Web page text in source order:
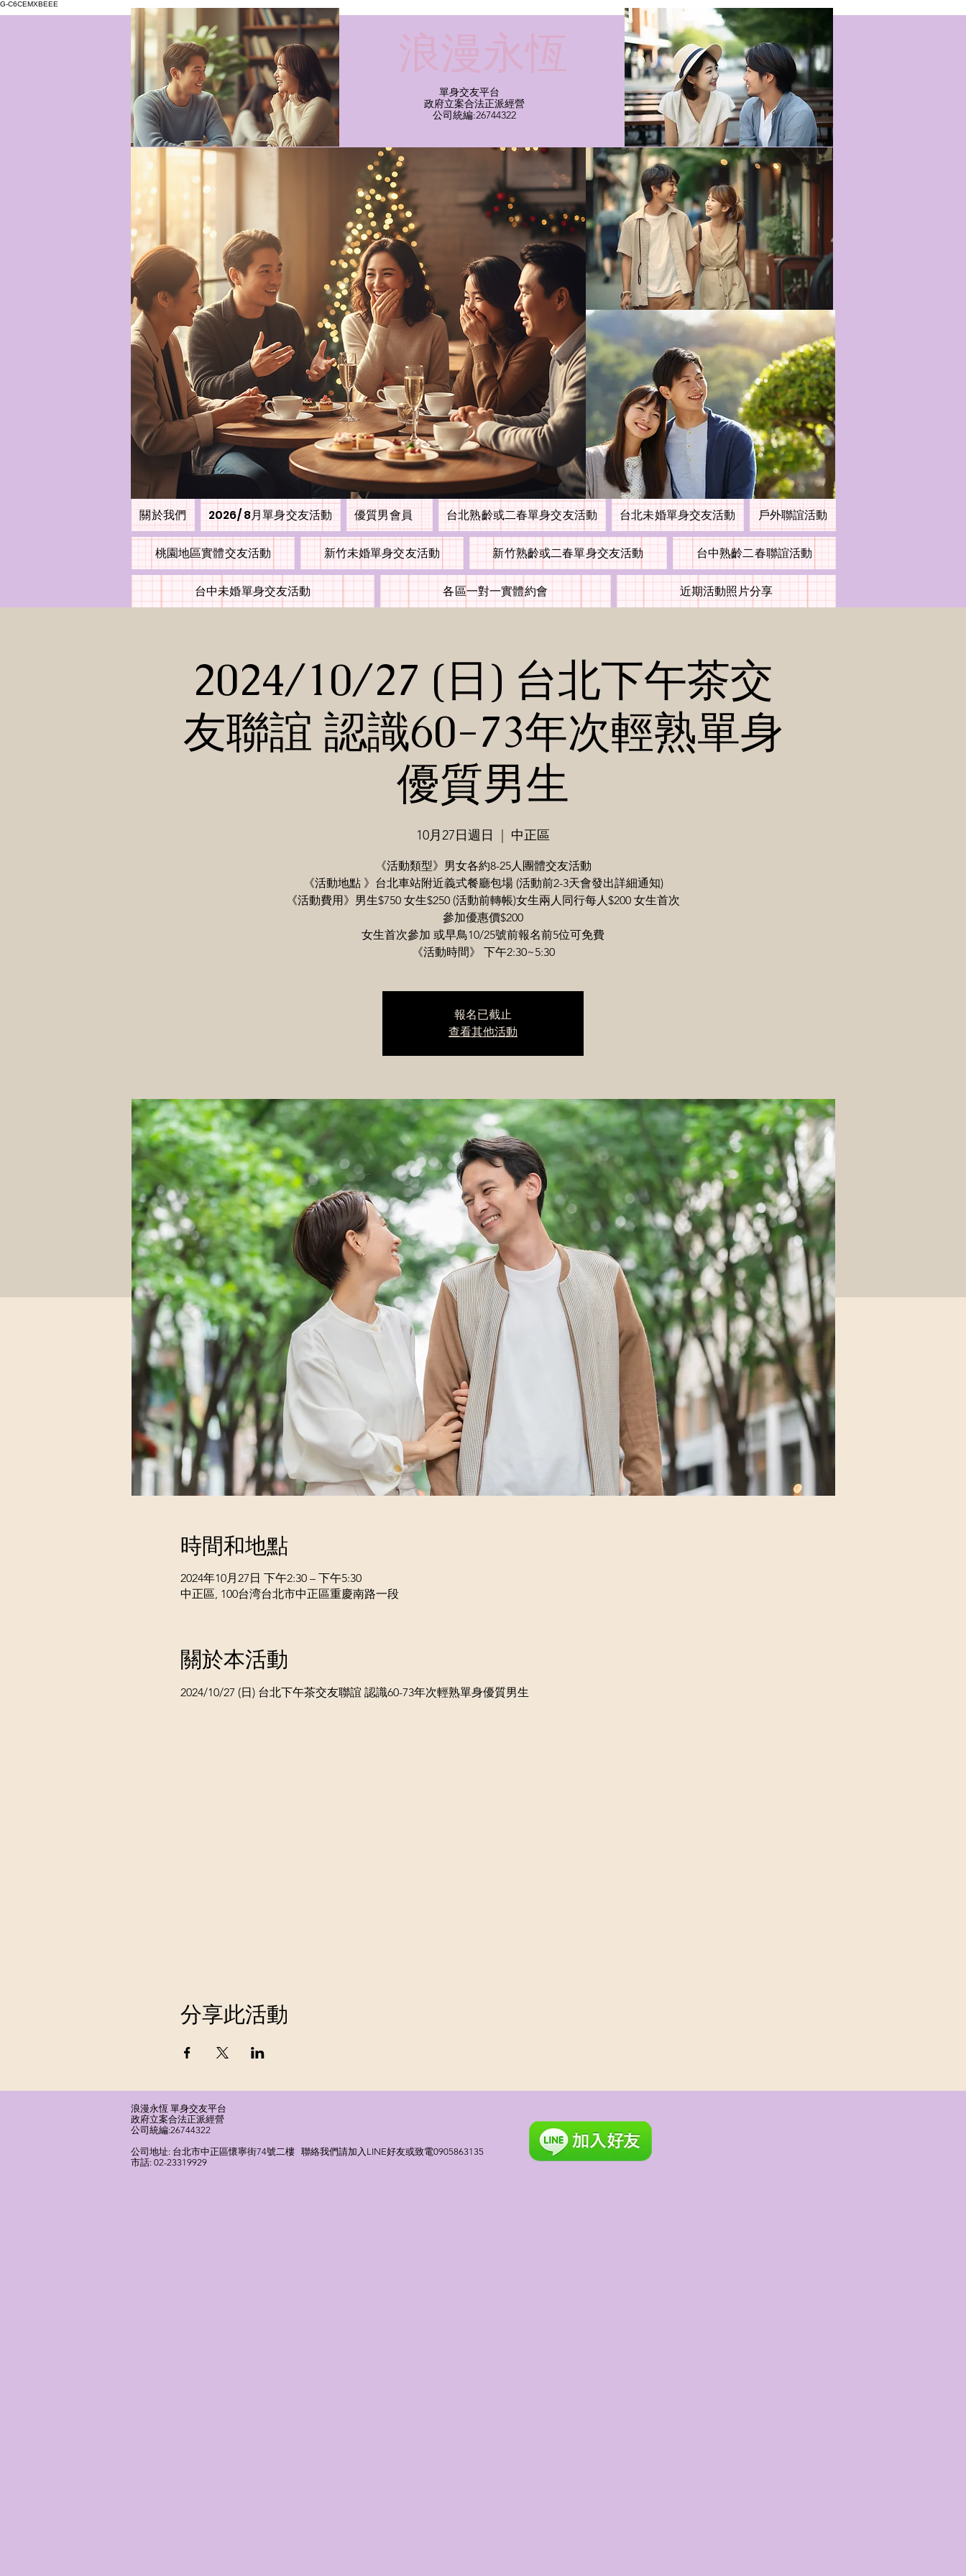
G-C6CEMXBEEE
單身交友平台
​政府立案合法正派經營​
​公司統編:26744322
​浪漫永恆
關於我們 2026/ 8月單身交友活動 優質男會員 台北熟齡或二春單身交友活動 台北未婚單身交友活動 戶外聯誼活動
桃園地區實體交友活動 新竹未婚單身交友活動 新竹熟齡或二春單身交友活動 台中熟齡二春聯誼活動
台中未婚單身交友活動 各區一對一實體約會 近期活動照片分享
2024/10/27 (日) 台北下午茶交
友聯誼 認識60-73年次輕熟單身
優質男生
10月27日週日 中正區
《活動類型》男女各約8-25人團體交友活動
《活動地點 》台北車站附近義式餐廳包場 (活動前2-3天會發出詳細通知)
《活動費用》男生$750 女生$250 (活動前轉帳)女生兩人同行每人$200 女生首次
參加優惠價$200
女生首次參加 或早鳥10/25號前報名前5位可免費
《活動時間》 下午2:30~5:30
報名已截止
查看其他活動
時間和地點
2024年10月27日 下午2:30 – 下午5:30
中正區, 100台湾台北市中正區重慶南路一段
關於本活動
2024/10/27 (日) 台北下午茶交友聯誼 認識60-73年次輕熟單身優質男生
分享此活動
浪漫永恆 單身交友平台
​政府立案合法正派經營​
​公司統編:26744322
​公司地址: 台北市中正區懷寧街74號二樓 聯絡我們請加入LINE好友或致電0905863135
市話: 02-23319929